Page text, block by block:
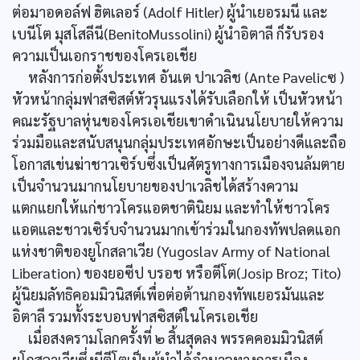
ต่อมาอดอล์ฟ ฮิตเลอร์ (Adolf Hitler) ผู้นำเยอรมนี และ
เบนีโต มุสโสลีนี(BenitoMussolini) ผู้นำอิตาลี ก็รับรอง
ความเป็นเอกราชของโครเอเชีย
หลังการก่อตั้งประเทศ อันเต ปาเวลิช (Ante Pavelicซ )
หัวหน้ากลุ่มฟาสซิสต์หัวรุนแรงได้รับเลือกให้ เป็นหัวหน้า
คณะรัฐบาลหุ่นของโครเอเชียเขาดำเนินนโยบายให้ความ
ร่วมมือและสนับสนุนกลุ่มประเทศอักษะเป็นอย่างดีและถือ
โอกาสเข่นฆ่าชาวเซิร์บซึ่งเป็นศัตรูทางการเมืองจนล้มตาย
เป็นจำนวนมากนโยบายของปาเวลิชได้สร้างความ
แตกแยกให้แก่ชาวโครแอตชาตินิยม และทำให้ชาวโคร
แอตและชาวเซิร์บจำนวนมากเข้าร่วมในกองทัพปลดแอก
แห่งชาติของยูโกสลาเวีย (Yugoslav Army of National
Liberation) ของยอซีป บรอช หรือตีโต(Josip Broz; Tito)
ผู้นิยมลัทธิคอมมิวนิสต์เพื่อต่อต้านกองทัพเยอรมันและ
อิตาลี รวมทั้งระบอบฟาสซิสต์ในโครเอเชีย
เมื่อสงครามโลกครั้งที่ ๒ สิ้นสุดลง พรรคคอมมิวนิสต์